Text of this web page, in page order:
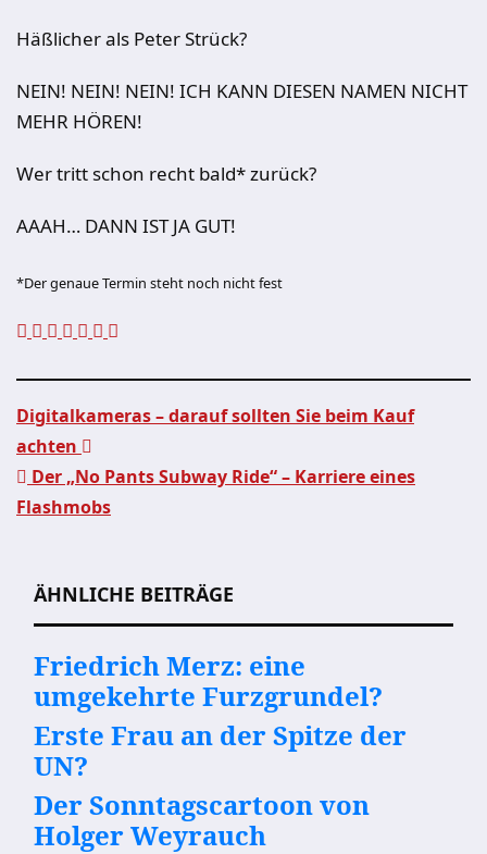
Häßlicher als Peter Strück?
NEIN! NEIN! NEIN! ICH KANN DIESEN NAMEN NICHT
MEHR HÖREN!
Wer tritt schon recht bald* zurück?
AAAH… DANN IST JA GUT!
*Der genaue Termin steht noch nicht fest
Beitragsnavigation
Digitalkameras – darauf sollten Sie beim Kauf
achten
Der „No Pants Subway Ride“ – Karriere eines
Flashmobs
ÄHNLICHE BEITRÄGE
Friedrich Merz: eine
umgekehrte Furzgrundel?
Erste Frau an der Spitze der
UN?
Der Sonntagscartoon von
Holger Weyrauch